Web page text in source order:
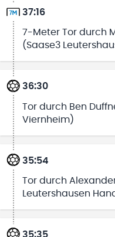
37:16
7-Meter Tor durch
(Saase3
36:30
Tor durch Ben
Viernheim)
35:54
Tor durch
Leutershausen
35:35